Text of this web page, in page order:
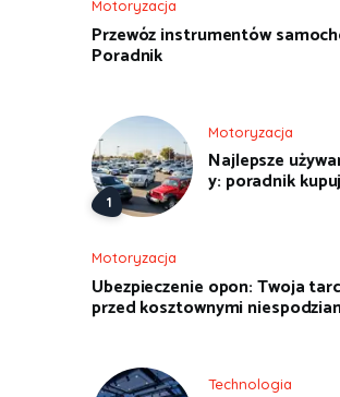
Motoryzacja
Przewóz instrumentów
Poradnik
Motoryzacja
Najlepsze
y: poradnik
Motoryzacja
Ubezpieczenie opon: Twoja
przed kosztownymi
Technologia